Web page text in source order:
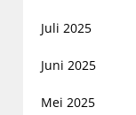
Juli 2025
Juni 2025
Mei 2025